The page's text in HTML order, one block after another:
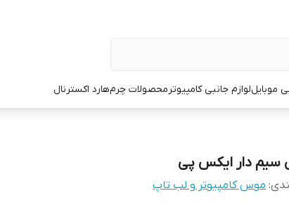
موبایللوازم جانبی کامپیوترمحصولات چرمهارد اکسترنال
سیم دار ایکس پی
: موس کامپیوتر و لب تاپ